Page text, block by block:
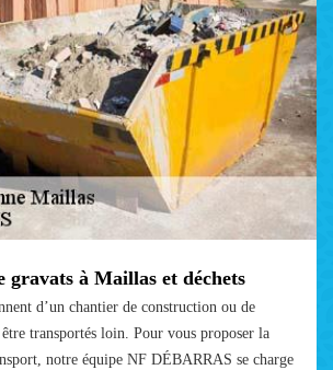
gravats à Maillas et déchets
d’un chantier de construction ou de
transportés loin. Pour vous proposer la
notre équipe NF DÉBARRAS se charge